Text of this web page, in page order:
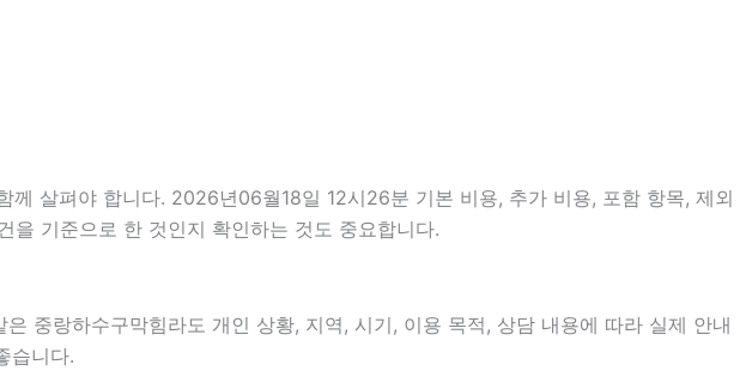
살펴야 합니다. 2026년06월18일 12시26분 기본 비용, 추가 비용, 포함 항목, 제외
을 기준으로 한 것인지 확인하는 것도 중요합니다.
중랑하수구막힘라도 개인 상황, 지역, 시기, 이용 목적, 상담 내용에 따라 실제 안내
습니다.